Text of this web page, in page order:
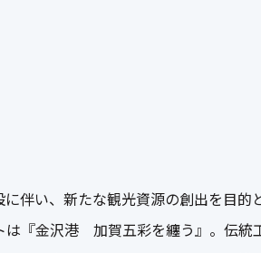
伴い、新たな観光資源の創出を目
『金沢港 加賀五彩を纏う』。伝